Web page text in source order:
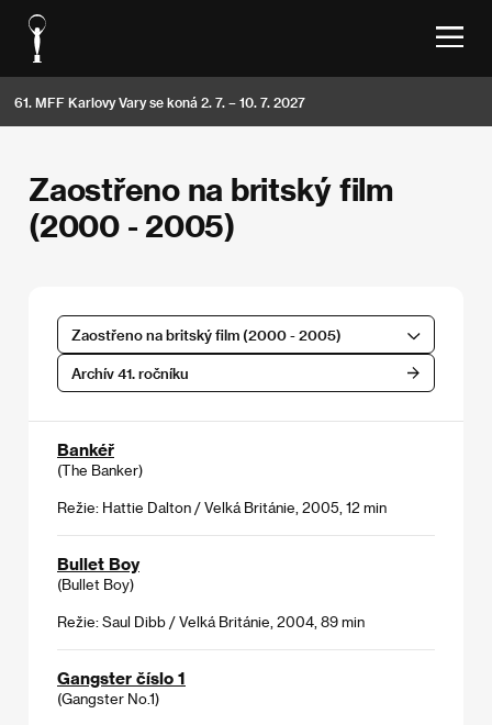
61. MFF Karlovy Vary se koná 2. 7. – 10. 7. 2027
Zaostřeno na britský film
(2000 - 2005)
Zaostřeno na britský film (2000 - 2005)
Archív 41. ročníku
Bankéř
(The Banker)
Režie: Hattie Dalton / Velká Británie, 2005, 12 min
Bullet Boy
(Bullet Boy)
Režie: Saul Dibb / Velká Británie, 2004, 89 min
Gangster číslo 1
(Gangster No.1)